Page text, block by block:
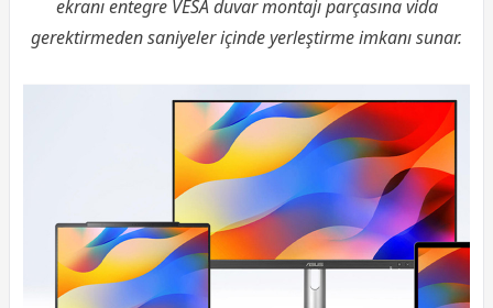
ekranı entegre VESA duvar montajı parçasına vida
gerektirmeden saniyeler içinde yerleştirme imkanı sunar.